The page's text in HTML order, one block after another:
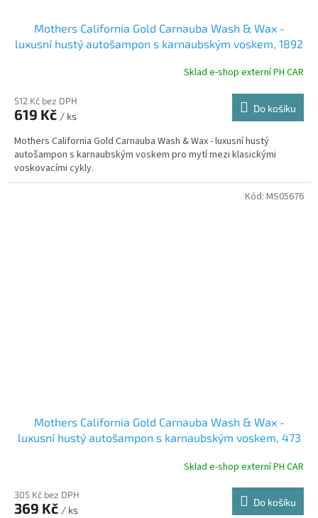
Mothers California Gold Carnauba Wash & Wax -
luxusní hustý autošampon s karnaubským voskem, 1892
Sklad e-shop externí PH CAR
512 Kč bez DPH
619 Kč / ks
Do košíku
Mothers California Gold Carnauba Wash & Wax - luxusní hustý
autošampon s karnaubským voskem pro mytí mezi klasickými
voskovacími cykly.
Mothers California Gold Carnauba Wash & Wax -
luxusní hustý autošampon s karnaubským voskem, 473
Sklad e-shop externí PH CAR
305 Kč bez DPH
369 Kč / ks
Do košíku
Kód: MS05676